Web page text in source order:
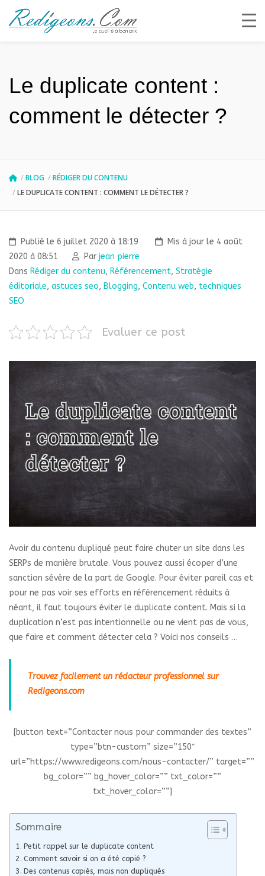
Le duplicate content :
comment le détecter ?
BLOG
RÉDIGER DU CONTENU
LE DUPLICATE CONTENT : COMMENT LE DÉTECTER ?
Publié le 6 juillet 2020 à 18:19
Mis à jour le 4 août
2020 à 08:51
Parjean pierre
Dans Rédiger du contenu, Référencement, Stratégie
éditoriale, astuces seo, Blogging, Contenu web, techniques
SEO
Evaluer ce post
Avoir du contenu dupliqué peut faire chuter un site dans les
SERPs de manière brutale. Vous pouvez aussi écoper d’une
sanction sévère de la part de Google. Pour éviter pareil cas et
pour ne pas voir ses efforts en référencement réduits à
néant, il faut toujours éviter le duplicate content. Mais si la
duplication n’est pas intentionnelle ou ne vient pas de vous,
que faire et comment détecter cela ? Voici nos conseils …
Trouvez facilement un rédacteur professionnel sur
Redigeons.com
[button text=”Contacter nous pour commander des textes”
type=”btn-custom” size=”150″
url=”https://www.redigeons.com/nous-contacter/” target=””
bg_color=”” bg_hover_color=”” txt_color=””
txt_hover_color=””]
Sommaire
Petit rappel sur le duplicate content
Comment savoir si on a été copié ?
Des contenus copiés, mais non dupliqués